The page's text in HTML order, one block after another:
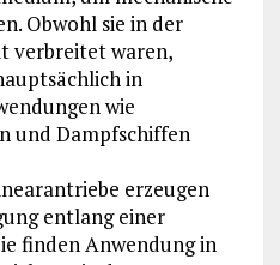
Obwohl sie in der
verbreitet waren,
in
wie
und Dampfschiffen
erzeugen
entlang einer
finden Anwendung in